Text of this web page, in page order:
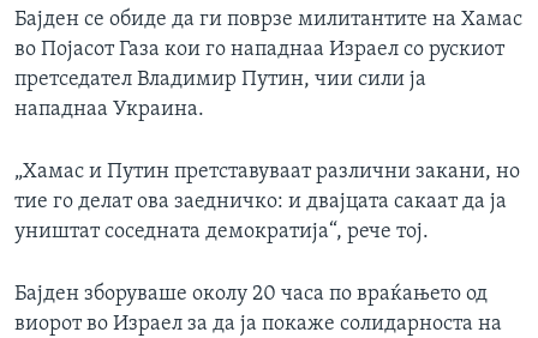
Бајден се обиде да ги поврзе милитантите на Хамас
во Појасот Газа кои го нападнаа Израел со рускиот
претседател Владимир Путин, чии сили ја
нападнаа Украина.
„Хамас и Путин претставуваат различни закани, но
тие го делат ова заедничко: и двајцата сакаат да ја
уништат соседната демократија“, рече тој.
Бајден зборуваше околу 20 часа по враќањето од
виорот во Израел за да ја покаже солидарноста на